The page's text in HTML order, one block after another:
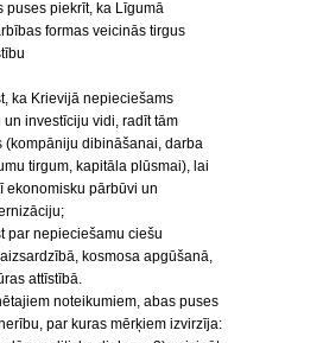
puses piekrīt, ka Līgumā
formas veicinās tirgus
ka Krievijā nepieciešams
investīciju vidi, radīt tām
(kompāniju dibināšanai, darba
tirgum, kapitāla plūsmai), lai
ekonomisku pārbūvi un
par nepieciešamu ciešu
kosmosa apgūšanā,
attīstībā.
noteikumiem, abas puses
par kuras mērķiem izvirzīja: